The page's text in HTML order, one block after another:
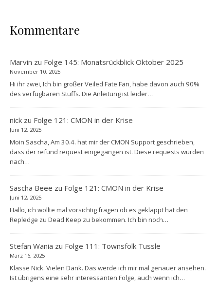
Kommentare
Marvin zu Folge 145: Monatsrückblick Oktober 2025
November 10, 2025
Hi ihr zwei, Ich bin großer Veiled Fate Fan, habe davon auch 90%
des verfügbaren Stuffs. Die Anleitung ist leider…
nick zu Folge 121: CMON in der Krise
Juni 12, 2025
Moin Sascha, Am 30.4. hat mir der CMON Support geschrieben,
dass der refund request eingegangen ist. Diese requests würden
nach…
Sascha Beee zu Folge 121: CMON in der Krise
Juni 12, 2025
Hallo, ich wollte mal vorsichtig fragen ob es geklappt hat den
Repledge zu Dead Keep zu bekommen. Ich bin noch…
Stefan Wania zu Folge 111: Townsfolk Tussle
März 16, 2025
Klasse Nick. Vielen Dank. Das werde ich mir mal genauer ansehen.
Ist übrigens eine sehr interessanten Folge, auch wenn ich…